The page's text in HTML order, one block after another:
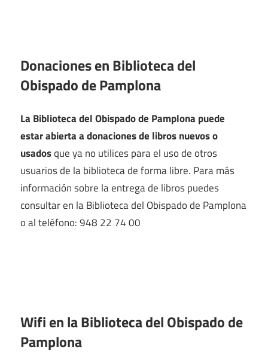
Donaciones en Biblioteca del
Obispado de Pamplona
La Biblioteca del Obispado de Pamplona puede
estar abierta a donaciones de libros nuevos o
usadosque ya no utilices para el uso de otros
usuarios de la biblioteca de forma libre. Para más
información sobre la entrega de libros puedes
consultar en la Biblioteca del Obispado de Pamplona
o al teléfono: 948 22 74 00
Wifi en laBiblioteca del Obispado de
Pamplona